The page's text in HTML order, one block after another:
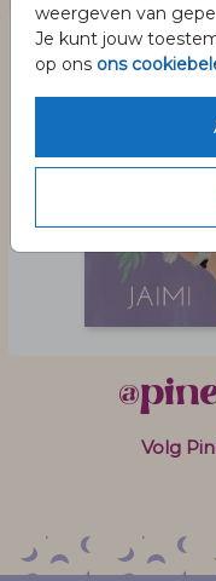
weergeven van
Je kunt jouw
op ons ons
Volg